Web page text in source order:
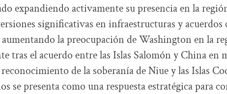
expandiendo activamente su presencia en la
significativas en infraestructuras y acuerdos
la preocupación de Washington en la
tras el acuerdo entre las Islas Salomón y China en
de la soberanía de Niue y las Islas
se presenta como una respuesta estratégica para